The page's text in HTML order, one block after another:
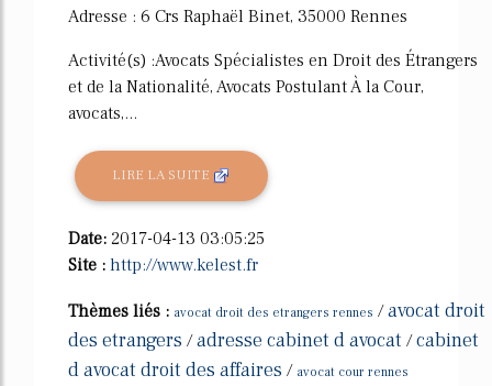
Adresse : 6 Crs Raphaël Binet, 35000 Rennes
Activité(s) :Avocats Spécialistes en Droit des Étrangers
et de la Nationalité, Avocats Postulant À la Cour,
avocats,...
LIRE LA SUITE
Date: 2017-04-13 03:05:25
Site : http://www.kelest.fr
Thèmes liés : avocat droit des etrangers rennes /avocat droit
des etrangers /adresse cabinet d avocat /cabinet
d avocat droit des affaires / avocat cour rennes